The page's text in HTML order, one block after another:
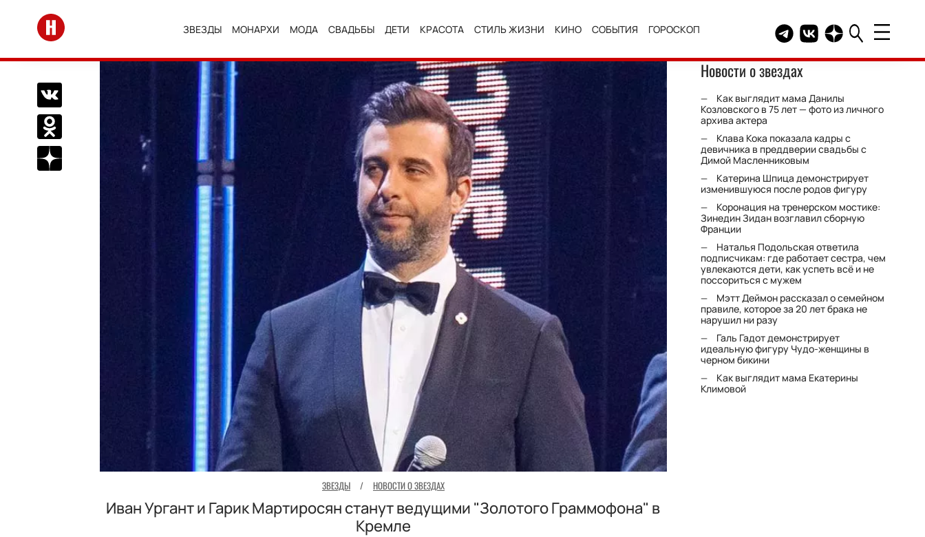
Перейти на главную
ЗВЕЗДЫ МОНАРХИ МОДА СВАДЬБЫ ДЕТИ КРАСОТА СТИЛЬ ЖИЗНИ КИНО СОБЫТИЯ ГОРОСКОП Telegram канал HELLO
Группа HELLO
Канал HELLO в
Поделиться Вконтакте
Поделиться в Одноклассниках
Подписаться на нас в Дзен
ЗВЕЗДЫ / НОВОСТИ О ЗВЕЗДАХ
Иван Ургант и Гарик Мартиросян станут ведущими "Золотого Граммофона" в
Кремле
Новости о звездах
Как выглядит мама Данилы
Козловского в 75 лет — фото из личного
архива актера
Клава Кока показала кадры с
девичника в преддверии свадьбы с
Димой Масленниковым
Катерина Шпица демонстрирует
изменившуюся после родов фигуру
Коронация на тренерском мостике:
Зинедин Зидан возглавил сборную
Франции
Наталья Подольская ответила
подписчикам: где работает сестра, чем
увлекаются дети, как успеть всё и не
поссориться с мужем
Мэтт Деймон рассказал о семейном
правиле, которое за 20 лет брака не
нарушил ни разу
Галь Гадот демонстрирует
идеальную фигуру Чудо-женщины в
черном бикини
Как выглядит мама Екатерины
Климовой